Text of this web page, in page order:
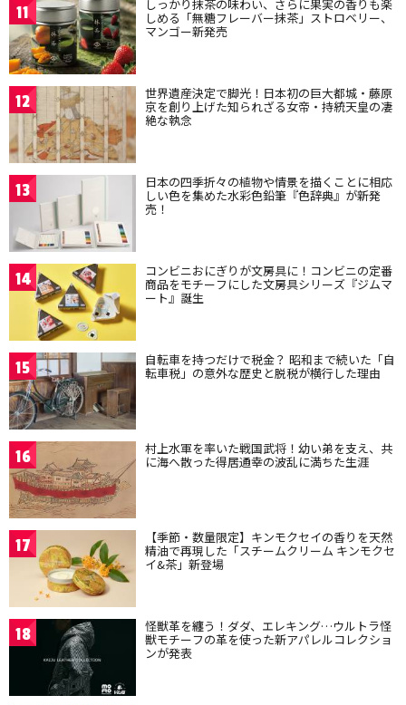
11 しっかり抹茶の味わい、さらに果実の香りも楽
しめる「無糖フレーバー抹茶」ストロベリー、
マンゴー新発売
12 世界遺産決定で脚光！日本初の巨大都城・藤原
京を創り上げた知られざる女帝・持統天皇の凄
絶な執念
13 日本の四季折々の植物や情景を描くことに相応
しい色を集めた水彩色鉛筆『色辞典』が新発
売！
14 コンビニおにぎりが文房具に！コンビニの定番
商品をモチーフにした文房具シリーズ『ジムマ
ート』誕生
15 自転車を持つだけで税金？ 昭和まで続いた「自
転車税」の意外な歴史と脱税が横行した理由
16 村上水軍を率いた戦国武将！幼い弟を支え、共
に海へ散った得居通幸の波乱に満ちた生涯
17 【季節・数量限定】キンモクセイの香りを天然
精油で再現した「スチームクリーム キンモクセ
イ&茶」新登場
18 怪獣革を纏う！ダダ、エレキング…ウルトラ怪
獣モチーフの革を使った新アパレルコレクショ
ンが発表